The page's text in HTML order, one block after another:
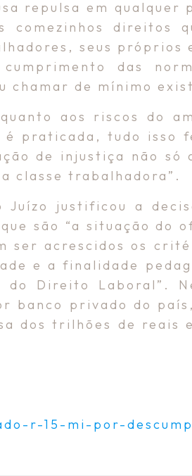
repulsa em qualquer
direitos
seus próprios
das
chamar de mínimo
aos riscos do
praticada, tudo isso
de injustiça não só
classe trabalhadora”.
justificou a
são “a situação do
ser acrescidos os
e a finalidade
Direito Laboral”.
banco privado do
dos trilhões de reais
r-15-mi-por-